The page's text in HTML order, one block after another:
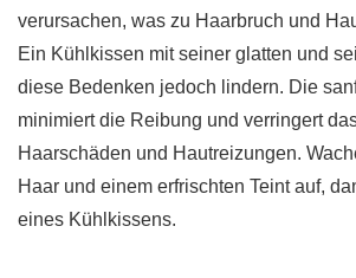
verursachen, was zu Haarbruch und
Ein Kühlkissen mit seiner glatten und
diese Bedenken jedoch lindern. Die
minimiert die Reibung und verringert
Haarschäden und Hautreizungen.
Haar und einem erfrischten Teint auf,
eines Kühlkissens.